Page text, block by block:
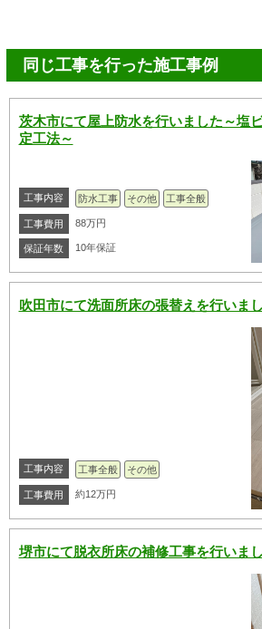
同じ工事を行った施工事例
茨木市にて屋上防水を行いました～塩
定工法～
工事内容 防水工事 その他 工事全般
工事費用 88万円
保証年数 10年保証
吹田市にて洗面所床の張替えを行いま
工事内容 工事全般 その他
工事費用 約12万円
堺市にて脱衣所床の補修工事を行いま